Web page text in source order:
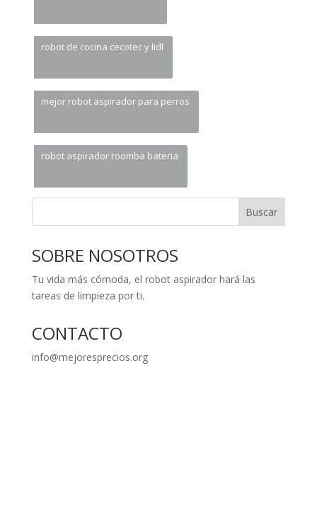
robot de cocina cecotec y lidl
mejor robot aspirador para perros
robot aspirador roomba bateria
Buscar
SOBRE NOSOTROS
Tu vida más cómoda, el robot aspirador hará las
tareas de limpieza por ti.
CONTACTO
info@mejoresprecios.org